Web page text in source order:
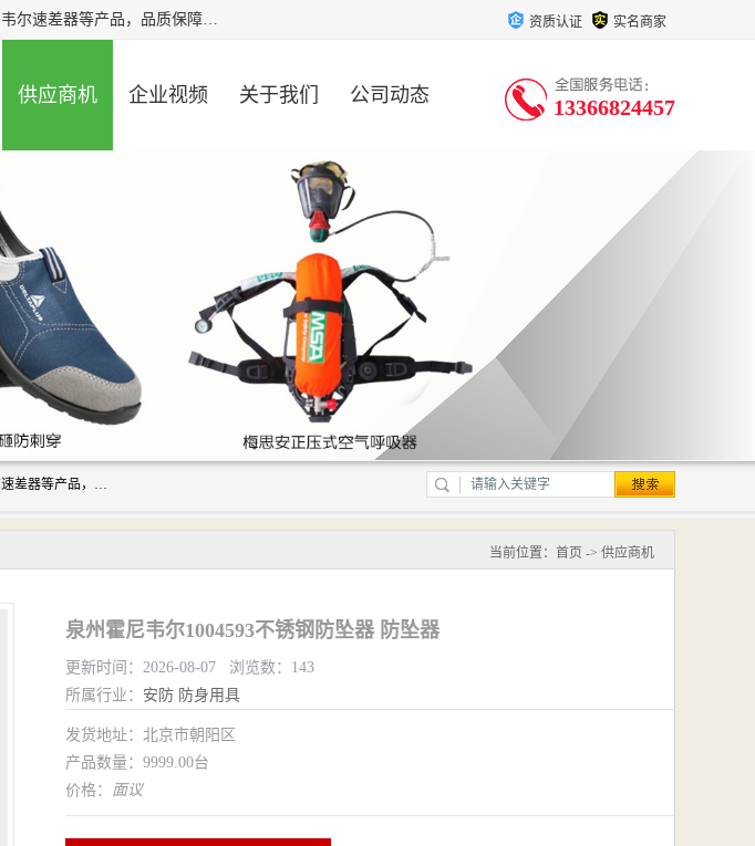
北京中创汇安科贸有限公司专业生产救援三脚架、天鹰4X气体检测仪、梅思安空气呼吸器、霍尼韦尔速差器等产品，品质保障，价格合理，欢迎在线致电咨询。 资质认证 实名商家
供应商机 企业视频 关于我们 公司动态 13366824457
北京中创汇安科贸有限公司专业生产救援三脚架、天鹰4X气体检测仪、梅思安空气呼吸器、霍尼韦尔速差器等产品，品质保障，价格合理，欢迎在线致电咨询。
当前位置： 首页 -> 供应商机
泉州霍尼韦尔1004593不锈钢防坠器 防坠器
更新时间：2026-08-07 浏览数：143
所属行业： 安防 防身用具
发货地址：北京市朝阳区
产品数量：9999.00台
价格： 面议